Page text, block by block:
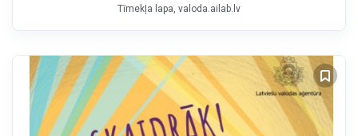
Tīmekļa lapa valoda.ailab.lv